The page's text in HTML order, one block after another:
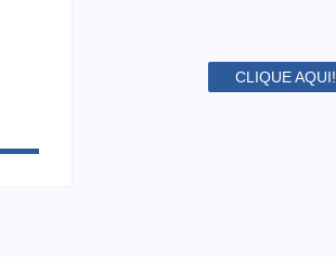
CLIQUE AQUI!